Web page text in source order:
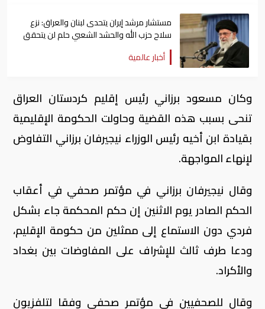
مستشار مرشد إيران يتحدى لبنان والعراق: نزع
سلاح حزب الله والحشد الشعبي حلم لن يتحقق
أخبار عالمية
وكان مسعود برزاني رئيس إقليم كردستان العراق
تنحى بسبب هذه القضية وحاولت الحكومة الإقليمية
بقيادة ابن أخيه رئيس الوزراء نيجيرفان برزاني التفاوض
لإنهاء المواجهة.
وقال نيجيرفان برزاني في مؤتمر صحفي في أعقاب
الحكم الصادر يوم الاثنين إن حكم المحكمة جاء بشكل
فردي دون الاستماع إلى ممثلين من حكومة الإقليم،
ودعا طرف ثالث للإشراف على المفاوضات بين بغداد
والأكراد.
وقال للصحفيين في مؤتمر صحفي وفقا لتلفزيون